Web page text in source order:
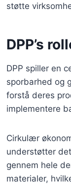
støtte
DPP’s
DPP spiller en
sporbarhed og
forstå deres
implementere
Cirkulær
understøtter
gennem hele
materialer,